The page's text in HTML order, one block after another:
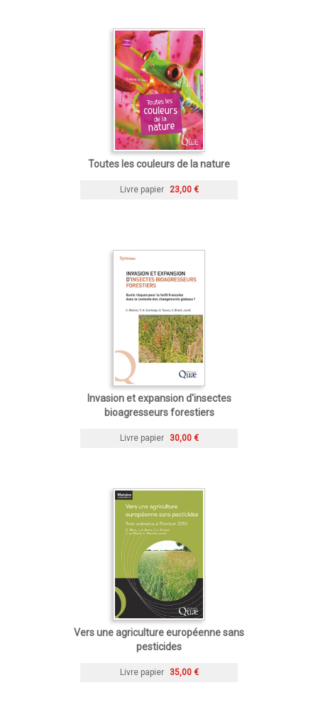
Toutes les couleurs de la nature
Livre papier 23,00 €
Invasion et expansion d'insectes
bioagresseurs forestiers
Livre papier 30,00 €
Vers une agriculture européenne sans
pesticides
Livre papier 35,00 €